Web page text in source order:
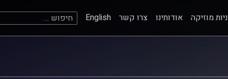
מוזיקה אודותינו צרו קשר English חיפוש: